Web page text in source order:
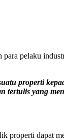
para pelaku
properti
yang
properti dapat